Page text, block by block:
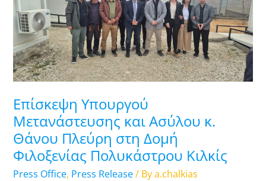
Επίσκεψη Υπουργού
Μετανάστευσης και Ασύλου κ.
Θάνου Πλεύρη στη Δομή
Φιλοξενίας Πολυκάστρου Κιλκίς
Press Office, Press Release/ Bya.chalkias
Μετανάστευσης
και
Ασύλου
κ.
Θάνου
Πλεύρη
στη
Δομή
Φιλοξενίας
Πολυκάστρου
Κιλκίς